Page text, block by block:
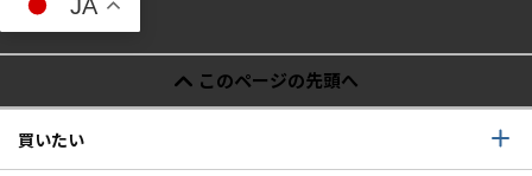
JA
このページの先頭へ
買いたい